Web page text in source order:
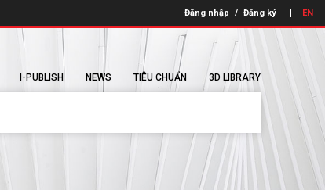
Đăng nhập / Đăng ký EN
I-PUBLISH NEWS TIÊU CHUẨN 3D LIBRARY